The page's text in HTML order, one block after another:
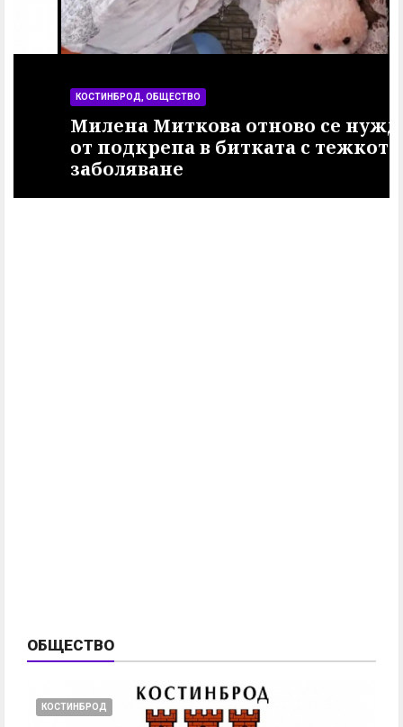
КОСТИНБРОД, ОБЩЕСТВО
Милена Миткова отново се нуждае
от подкрепа в битката с тежкото
заболяване
ОБЩЕСТВО
КОСТИНБРОД